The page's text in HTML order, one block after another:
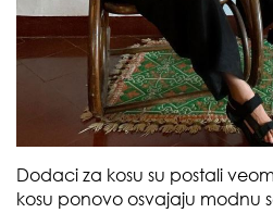
Dodaci za kosu su postali
kosu ponovo osvajaju modnu